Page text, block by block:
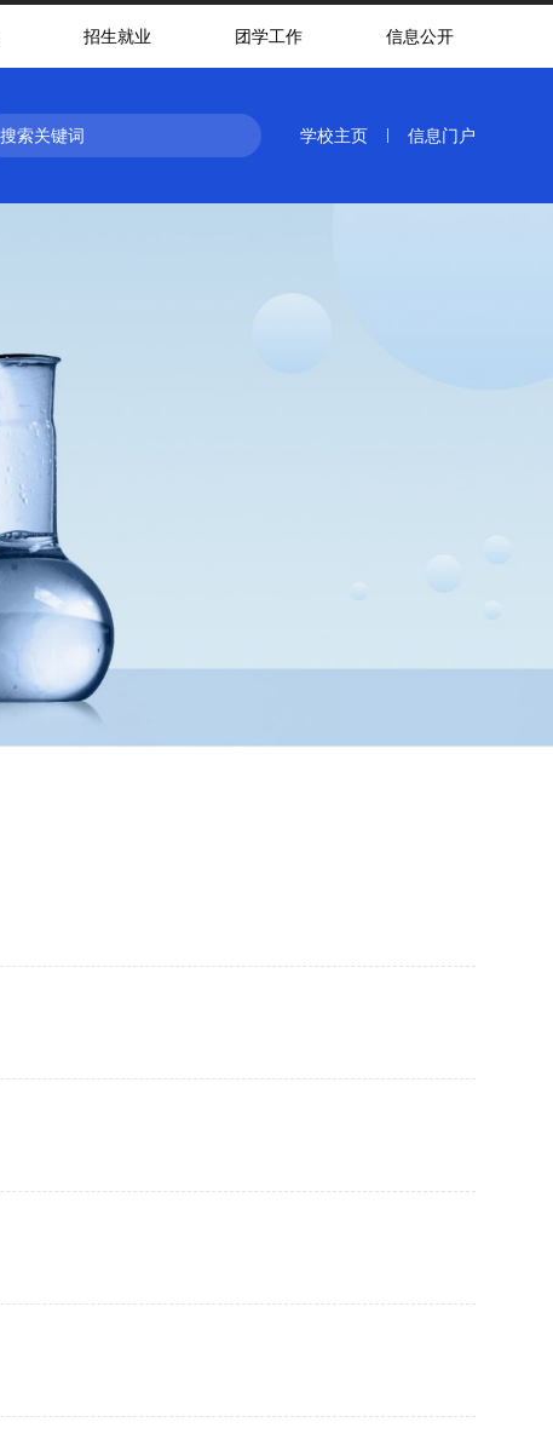
招生就业 团学工作 信息公开
学校主页 信息门户